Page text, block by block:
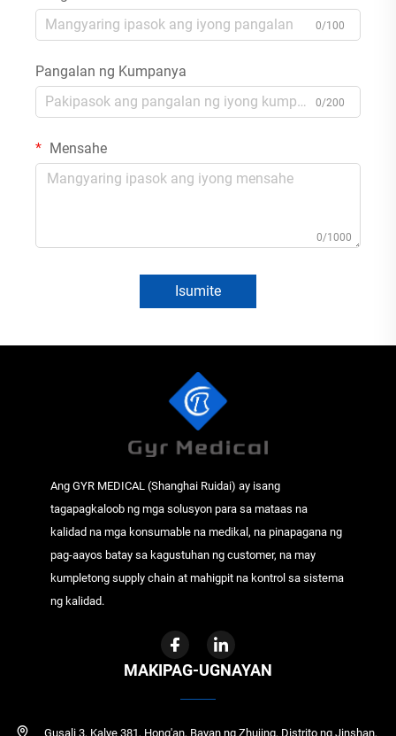
0/100
Pangalan ng Kumpanya
0/200
Mensahe
0/1000
Isumite
Ang GYR MEDICAL (Shanghai Ruidai) ay isang
tagapagkaloob ng mga solusyon para sa mataas na
kalidad na mga konsumable na medikal, na pinapagana ng
pag-aayos batay sa kagustuhan ng customer, na may
kumpletong supply chain at mahigpit na kontrol sa sistema
ng kalidad.
MAKIPAG-UGNAYAN
Gusali 3, Kalye 381, Hong'an, Bayan ng Zhujing, Distrito ng Jinshan,